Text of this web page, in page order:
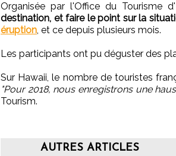
Organisée par l'Office du Tourisme
destination, et faire le point sur la
éruption, et ce depuis plusieurs mois.
Les participants ont pu déguster des
Sur Hawaii, le nombre de touristes
"Pour 2018, nous enregistrons une
Tourism.
AUTRES ARTICLES